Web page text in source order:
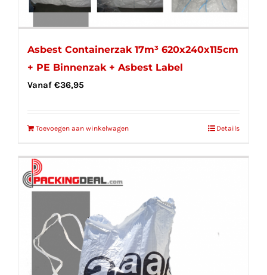
Asbest Containerzak 17m³ 620x240x115cm
+ PE Binnenzak + Asbest Label
Vanaf €36,95
Toevoegen aan winkelwagen Details